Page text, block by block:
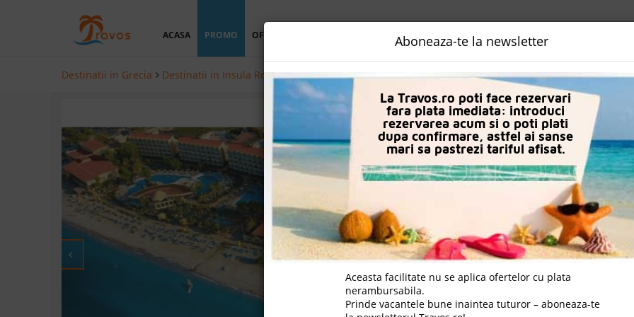
ACASA PROMO OFERTA PERSONALIZATA DESTINATII LOGIN
Destinatii in Grecia Destinatii in Insula Rodos Hoteluri in Ialyssos Hotel Sunshine Rhodes
Aboneaza-te la newsletter
La Travos.ro poti face rezervari
fara plata imediata: introduci
rezervarea acum si o poti plati
dupa confirmare, astfel ai sanse
mari sa pastrezi tariful afisat.
Aceasta facilitate nu se aplica ofertelor cu plata
nerambursabila.
Prinde vacantele bune inaintea tuturor – aboneaza-te